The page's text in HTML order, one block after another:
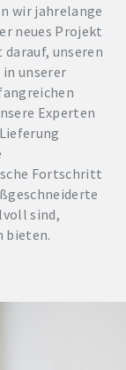
wir jahrelange
neues Projekt
unseren
in unserer
Experten
Fortschritt
sind,
bieten.